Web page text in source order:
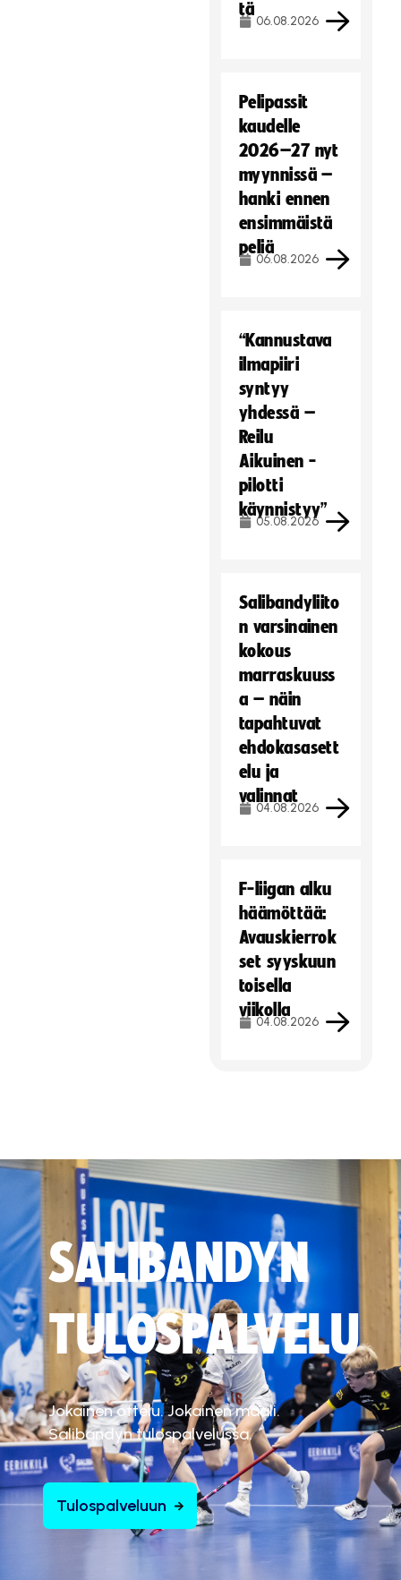
tä
06.08.2026
Pelipassit
kaudelle
2026–27 nyt
myynnissä –
hanki ennen
ensimmäistä
peliä
06.08.2026
“Kannustava
ilmapiiri
syntyy
yhdessä –
Reilu
Aikuinen -
pilotti
käynnistyy”
05.08.2026
Salibandyliito
n varsinainen
kokous
marraskuuss
a – näin
tapahtuvat
ehdokasasett
elu ja
valinnat
04.08.2026
F-liigan alku
häämöttää:
Avauskierrok
set syyskuun
toisella
viikolla
04.08.2026
SALIBANDYN
TULOSPALVELU
Jokainen ottelu. Jokainen maali.
Salibandyn tulospalvelussa.
Tulospalveluun